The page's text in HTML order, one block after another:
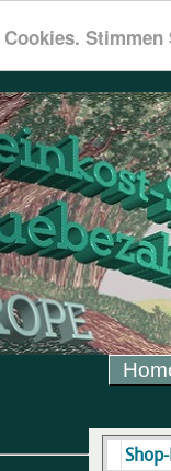
Stimmen